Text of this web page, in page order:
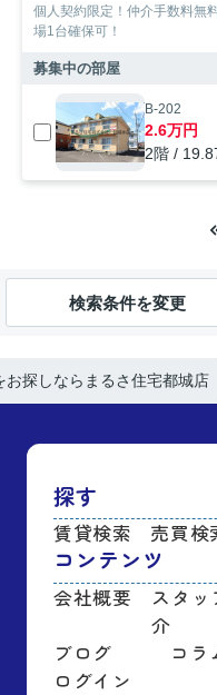
個人契約限定！仲介手数料無
場1台確保可！
募集中の部屋
B-202
2.6万円
2階 /
検索条件を変更
お探しならまるさ住宅都城店
探す
賃貸検索 売買検
コンテンツ
会社概要
スタッ
介
ブログ
コラ
ログイン